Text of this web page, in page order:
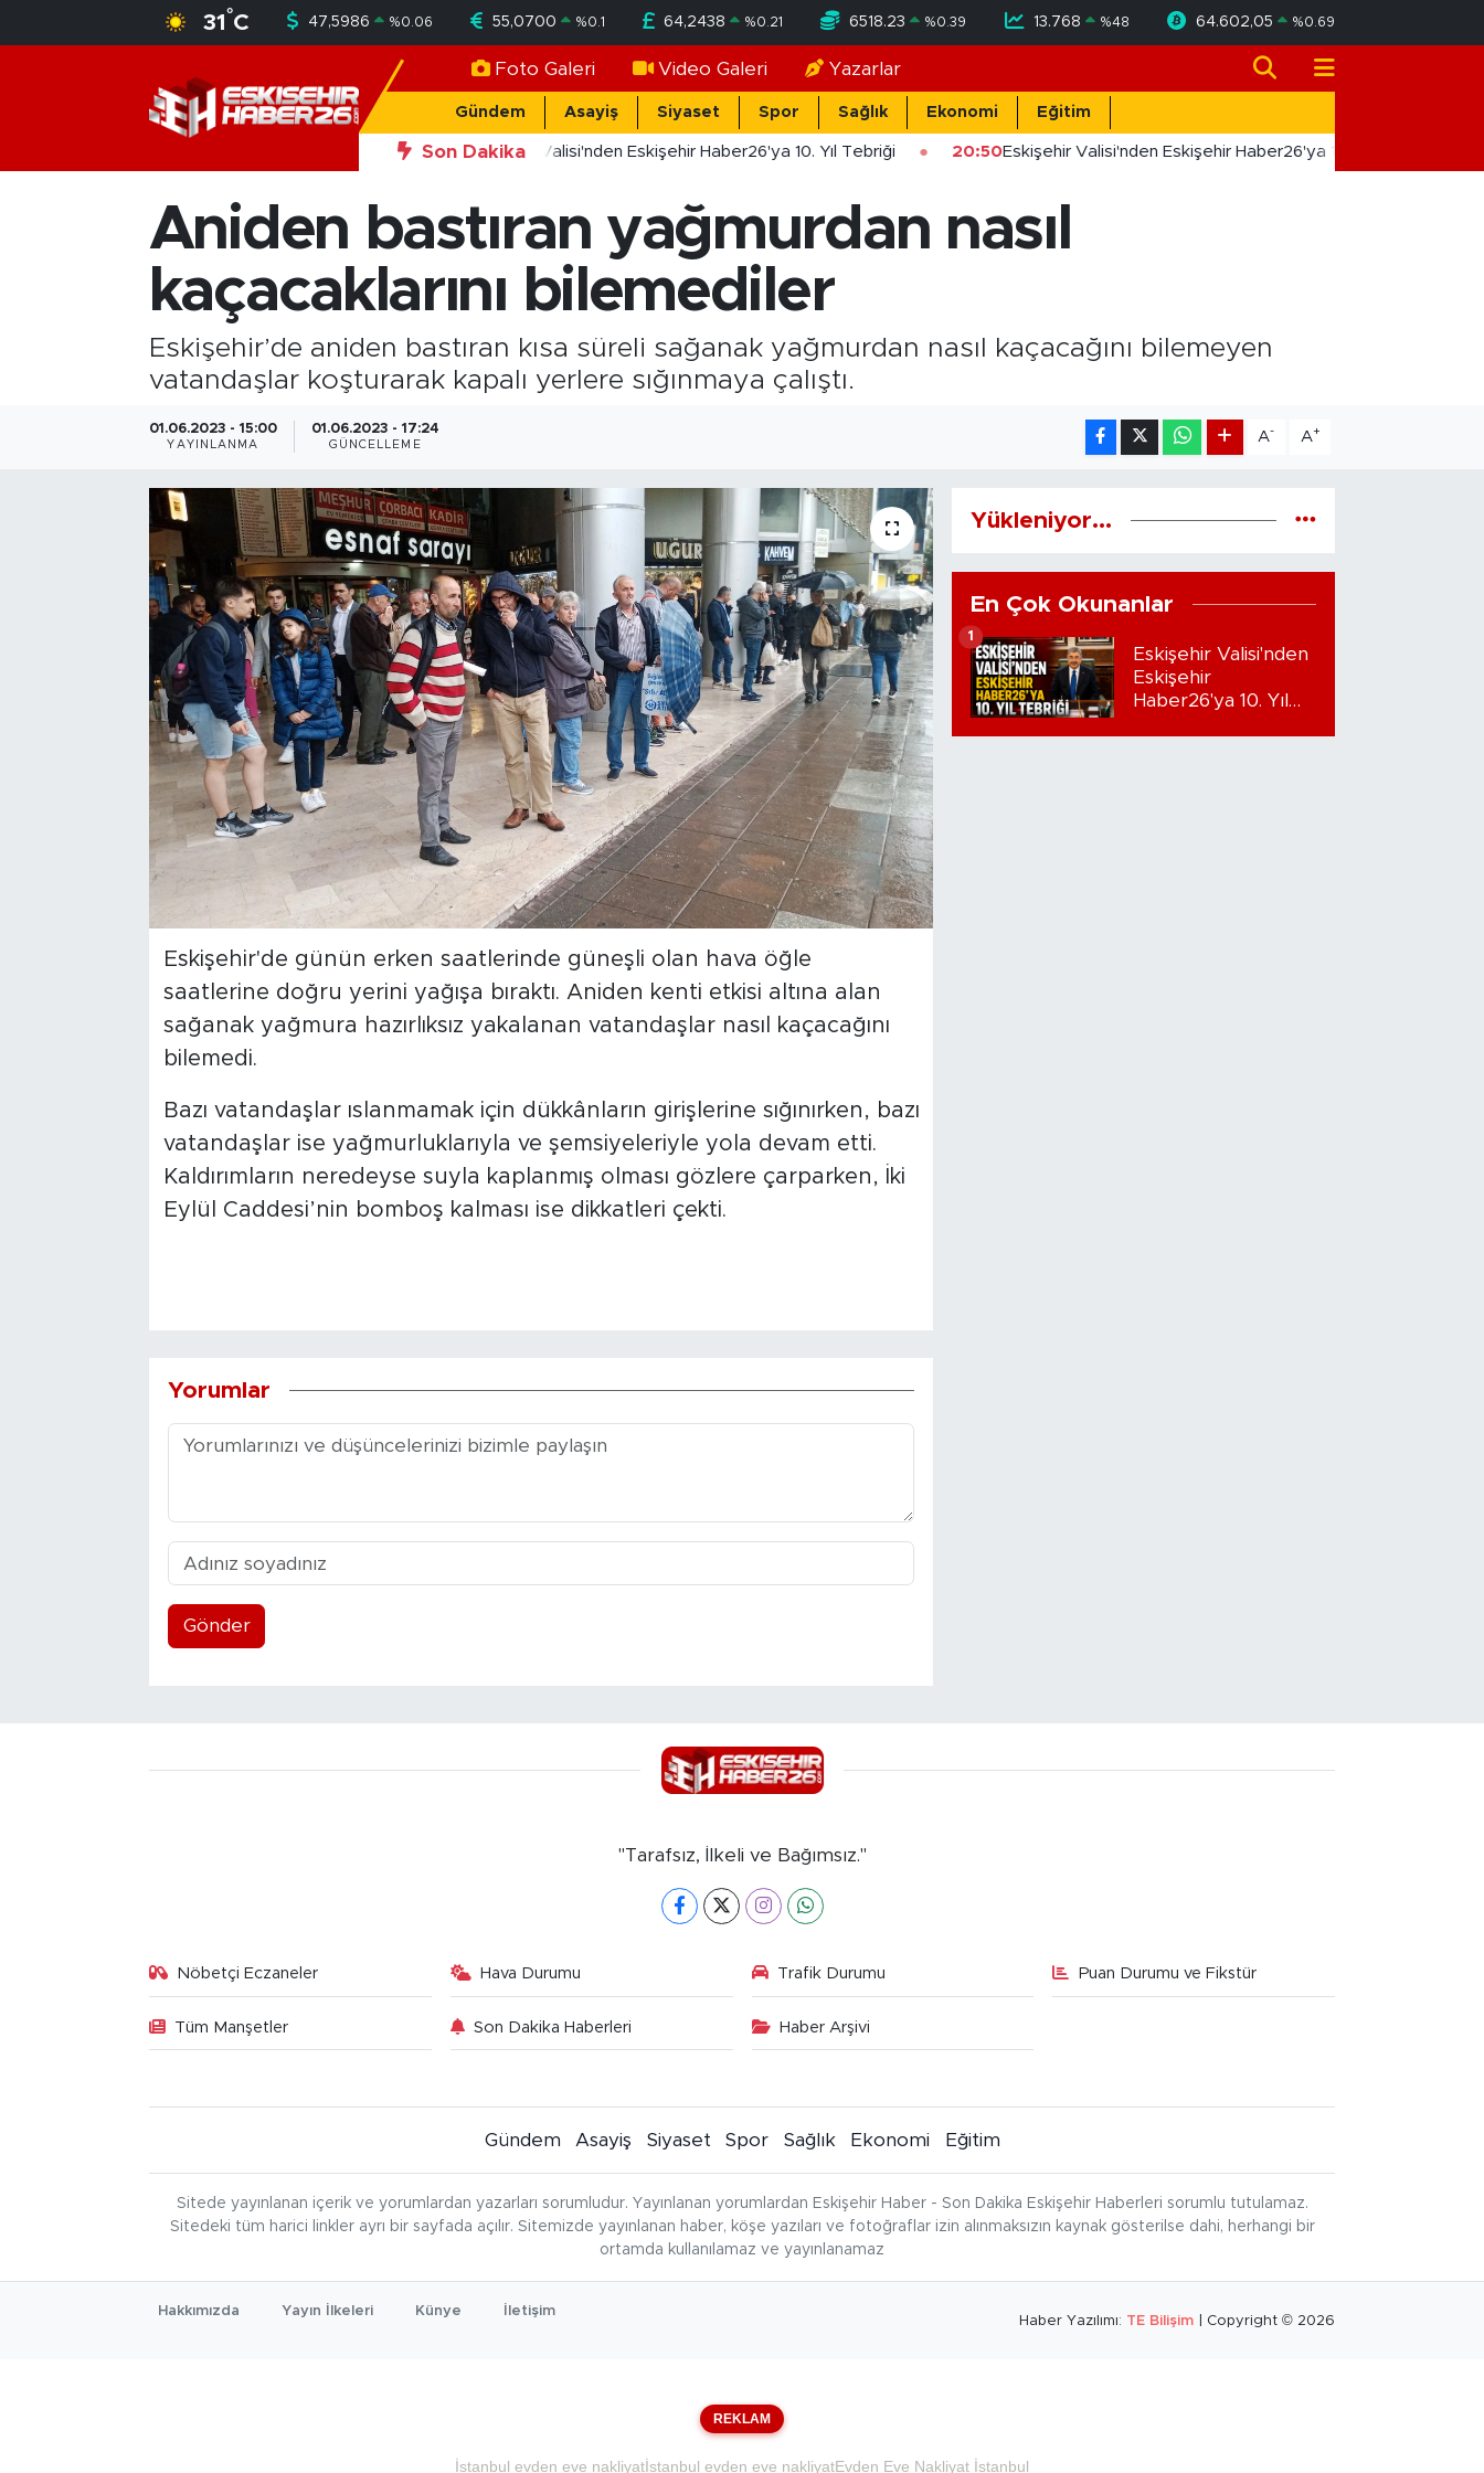
31°C 47,5986 %0.06 55,0700 %0.1 64,2438 %0.21 6518.23 %0.39 13.768 %48 64.602,05 %0.69
Foto Galeri Video Galeri Yazarlar
Gündem Asayiş Siyaset Spor Sağlık Ekonomi Eğitim
Son Dakika
20:50 Eskişehir Valisi'nden Eskişehir Haber26'ya 10. Yıl Tebriği 20:50Eskişehir Valisi'nden Eskişehir Haber26'ya 10. Yıl Tebriği
Aniden bastıran yağmurdan nasıl
kaçacaklarını bilemediler
Eskişehir’de aniden bastıran kısa süreli sağanak yağmurdan nasıl kaçacağını bilemeyen
vatandaşlar koşturarak kapalı yerlere sığınmaya çalıştı.
01.06.2023 - 15:00
YAYINLANMA
01.06.2023 - 17:24
GÜNCELLEME
A- A+
Eskişehir'de günün erken saatlerinde güneşli olan hava öğle
saatlerine doğru yerini yağışa bıraktı. Aniden kenti etkisi altına alan
sağanak yağmura hazırlıksız yakalanan vatandaşlar nasıl kaçacağını
bilemedi.
Bazı vatandaşlar ıslanmamak için dükkânların girişlerine sığınırken, bazı
vatandaşlar ise yağmurluklarıyla ve şemsiyeleriyle yola devam etti.
Kaldırımların neredeyse suyla kaplanmış olması gözlere çarparken, İki
Eylül Caddesi’nin bomboş kalması ise dikkatleri çekti.
Yorumlar
Gönder
Yükleniyor...
En Çok Okunanlar
Eskişehir Valisi'nden
Eskişehir
Haber26'ya 10. Yıl
1
"Tarafsız, İlkeli ve Bağımsız."
Nöbetçi Eczaneler Hava Durumu Trafik Durumu Puan Durumu ve Fikstür
Tüm Manşetler Son Dakika Haberleri Haber Arşivi
Gündem Asayiş Siyaset Spor Sağlık Ekonomi Eğitim
Sitede yayınlanan içerik ve yorumlardan yazarları sorumludur. Yayınlanan yorumlardan Eskişehir Haber - Son Dakika Eskişehir Haberleri sorumlu tutulamaz.
Sitedeki tüm harici linkler ayrı bir sayfada açılır. Sitemizde yayınlanan haber, köşe yazıları ve fotoğraflar izin alınmaksızın kaynak gösterilse dahi, herhangi bir
ortamda kullanılamaz ve yayınlanamaz
Hakkımızda Yayın İlkeleri Künye İletişim
Haber Yazılımı: TE Bilişim | Copyright © 2026
REKLAM
İstanbul evden eve nakliyatİstanbul evden eve nakliyatEvden Eve Nakliyat İstanbul
Teknoloji
Nöbetçi Eczaneler
Hava Durumu
Süper Lig Puan Durumu ve Fikstür
Tüm Manşetler
Son Dakika Haberleri
Haber Arşivi